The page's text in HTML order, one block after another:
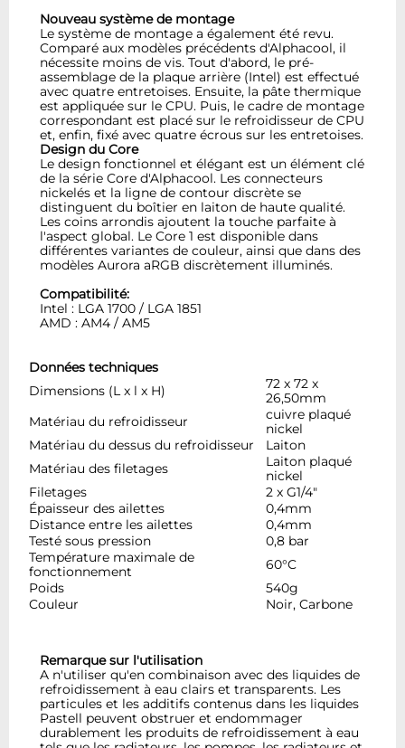
Nouveau système de montage
Le système de montage a également été revu.
Comparé aux modèles précédents d'Alphacool, il
nécessite moins de vis. Tout d'abord, le pré-
assemblage de la plaque arrière (Intel) est effectué
avec quatre entretoises. Ensuite, la pâte thermique
est appliquée sur le CPU. Puis, le cadre de montage
correspondant est placé sur le refroidisseur de CPU
et, enfin, fixé avec quatre écrous sur les entretoises.
Design du Core
Le design fonctionnel et élégant est un élément clé
de la série Core d'Alphacool. Les connecteurs
nickelés et la ligne de contour discrète se
distinguent du boîtier en laiton de haute qualité.
Les coins arrondis ajoutent la touche parfaite à
l'aspect global. Le Core 1 est disponible dans
différentes variantes de couleur, ainsi que dans des
modèles Aurora aRGB discrètement illuminés.
Compatibilité:
Intel : LGA 1700 / LGA 1851
AMD : AM4 / AM5
Données techniques
Dimensions (L x l x H)
72 x 72 x
26,50mm
Matériau du refroidisseur
cuivre plaqué
nickel
Matériau du dessus du refroidisseur
Laiton
Matériau des filetages
Laiton plaqué
nickel
Filetages
2 x G1/4"
Épaisseur des ailettes
0,4mm
Distance entre les ailettes
0,4mm
Testé sous pression
0,8 bar
Température maximale de
fonctionnement
60°C
Poids
540g
Couleur
Noir, Carbone
Remarque sur l'utilisation
A n'utiliser qu'en combinaison avec des liquides de
refroidissement à eau clairs et transparents. Les
particules et les additifs contenus dans les liquides
Pastell peuvent obstruer et endommager
durablement les produits de refroidissement à eau